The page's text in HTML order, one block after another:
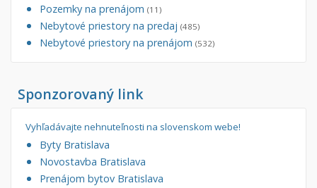
Pozemky na prenájom (11)
Nebytové priestory na predaj (485)
Nebytové priestory na prenájom (532)
Sponzorovaný link
Vyhľadávajte nehnuteľnosti na slovenskom webe!
Byty Bratislava
Novostavba Bratislava
Prenájom bytov Bratislava